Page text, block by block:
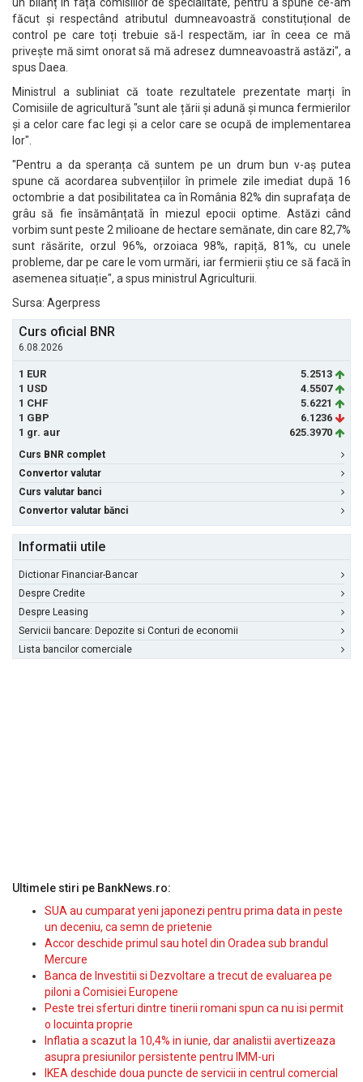
făcut și respectând atributul dumneavoastră constituțional de
control pe care toți trebuie să-l respectăm, iar în ceea ce mă
privește mă simt onorat să mă adresez dumneavoastră astăzi", a
spus Daea.
Ministrul a subliniat că toate rezultatele prezentate marți în
Comisiile de agricultură "sunt ale țării și adună și munca fermierilor
și a celor care fac legi și a celor care se ocupă de implementarea
lor".
"Pentru a da speranța că suntem pe un drum bun v-aș putea
spune că acordarea subvențiilor în primele zile imediat după 16
octombrie a dat posibilitatea ca în România 82% din suprafața de
grâu să fie însămânțată în miezul epocii optime. Astăzi când
vorbim sunt peste 2 milioane de hectare semănate, din care 82,7%
sunt răsărite, orzul 96%, orzoiaca 98%, rapiță, 81%, cu unele
probleme, dar pe care le vom urmări, iar fermierii știu ce să facă în
asemenea situație", a spus ministrul Agriculturii.
Sursa: Agerpress
Curs oficial BNR
6.08.2026
1 EUR
5.2513
1 USD
4.5507
1 CHF
5.6221
1 GBP
6.1236
1 gr. aur
625.3970
Curs BNR complet
Convertor valutar
Curs valutar banci
Convertor valutar bănci
Informatii utile
Dictionar Financiar-Bancar
Despre Credite
Despre Leasing
Servicii bancare: Depozite si Conturi de economii
Lista bancilor comerciale
Ultimele stiri pe BankNews.ro:
SUA au cumparat yeni japonezi pentru prima data in peste
un deceniu, ca semn de prietenie
Accor deschide primul sau hotel din Oradea sub brandul
Mercure
Banca de Investitii si Dezvoltare a trecut de evaluarea pe
piloni a Comisiei Europene
Peste trei sferturi dintre tinerii romani spun ca nu isi permit
o locuinta proprie
Inflatia a scazut la 10,4% in iunie, dar analistii avertizeaza
asupra presiunilor persistente pentru IMM-uri
IKEA deschide doua puncte de servicii in centrul comercial